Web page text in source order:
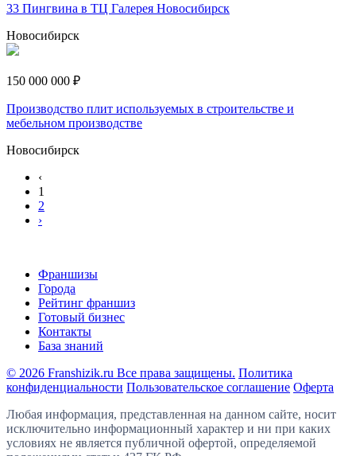
33 Пингвина в ТЦ Галерея Новосибирск
Новосибирск
150 000 000 ₽
Производство плит используемых в строительстве и
мебельном производстве
Новосибирск
‹
1
2
›
Франшизы
Города
Рейтинг франшиз
Готовый бизнес
Контакты
База знаний
© 2026 Franshizik.ru Все права защищены. Политика
конфиденциальности Пользовательское соглашение Оферта
Любая информация, представленная на данном сайте, носит
исключительно информационный характер и ни при каких
условиях не является публичной офертой, определяемой